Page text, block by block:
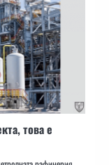
това е